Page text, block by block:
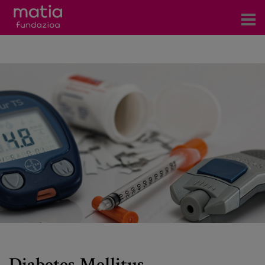
Gertaerak
COVID-19
Harremanetarako
Berriak
Bloga